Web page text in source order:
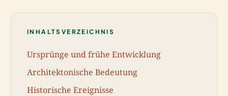
INHALTSVERZEICHNIS
Ursprünge und frühe Entwicklung
Architektonische Bedeutung
Historische Ereignisse